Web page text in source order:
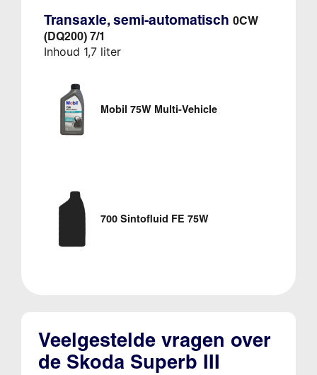
Transaxle, semi-automatisch 0CW
(DQ200) 7/1
Inhoud 1,7 liter
Mobil 75W Multi-Vehicle
700 Sintofluid FE 75W
Veelgestelde vragen over
de Skoda Superb III